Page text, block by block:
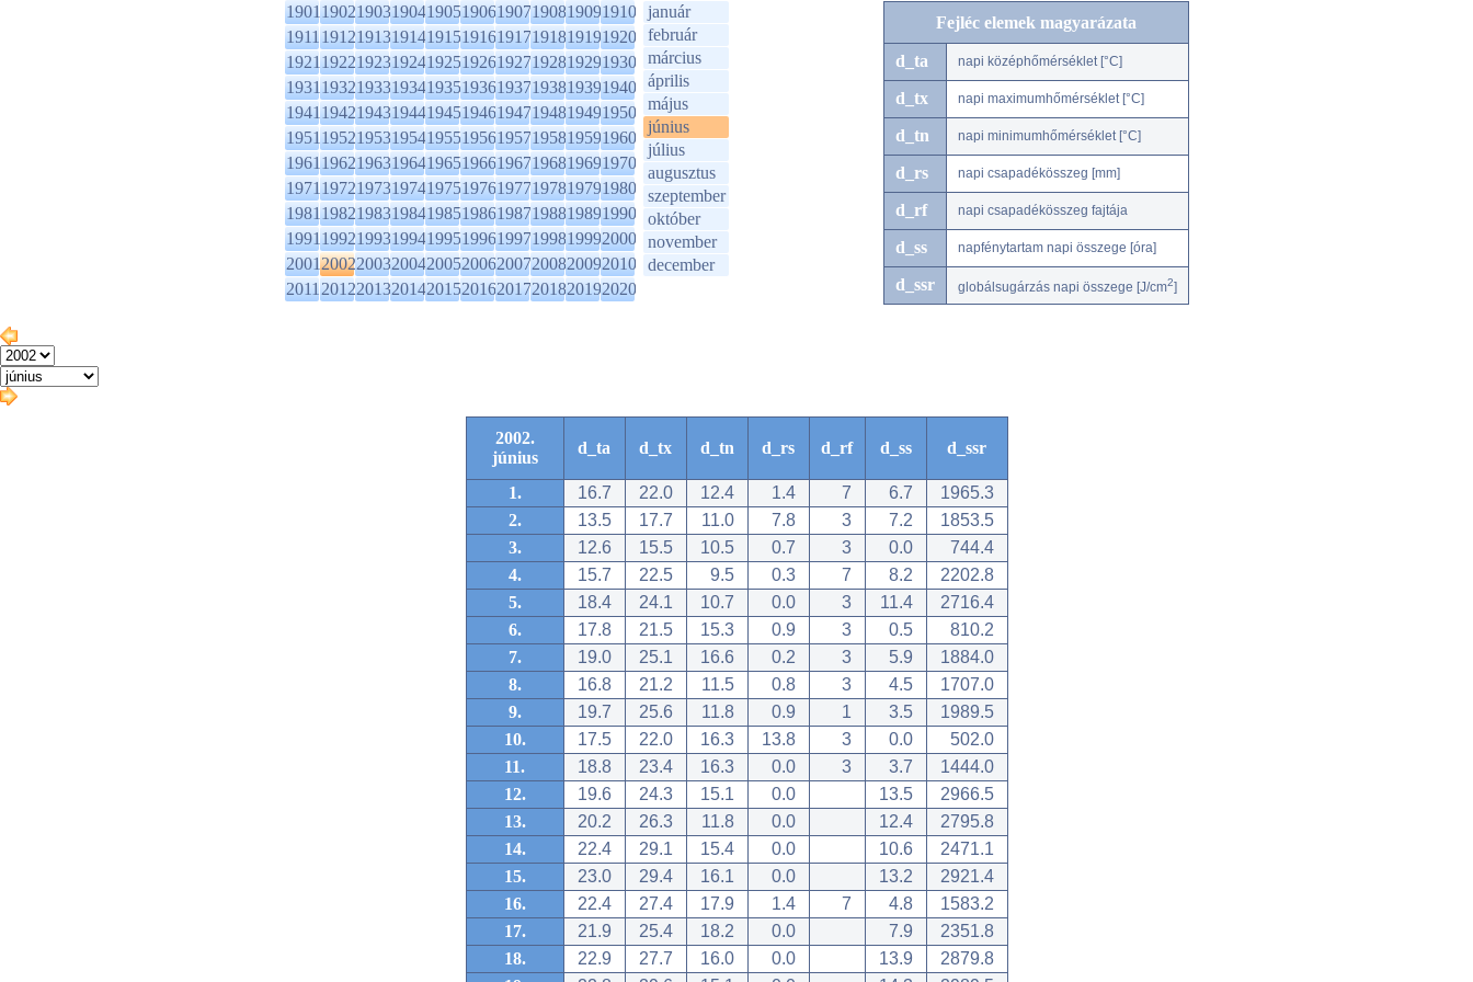
1901190219031904190519061907190819091910
1911191219131914191519161917191819191920
1921192219231924192519261927192819291930
1931193219331934193519361937193819391940
1941194219431944194519461947194819491950
1951195219531954195519561957195819591960
1961196219631964196519661967196819691970
1971197219731974197519761977197819791980
1981198219831984198519861987198819891990
1991199219931994199519961997199819992000
2001200220032004200520062007200820092010
2011201220132014201520162017201820192020
január
február
március
április
május
június
július
augusztus
szeptember
október
november
december
Fejléc elemek magyarázata
d_ta napi középhőmérséklet [°C]
d_tx napi maximumhőmérséklet [°C]
d_tn napi minimumhőmérséklet [°C]
d_rs napi csapadékösszeg [mm]
d_rf napi csapadékösszeg fajtája
d_ss napfénytartam napi összege [óra]
d_ssr globálsugárzás napi összege [J/cm2]
2002.
június
d_ta d_tx d_tn d_rs d_rf d_ss d_ssr
1. 16.7 22.0 12.4 1.4 7 6.7
1965.3
2.
13.5 17.7 11.0 7.8 3 7.2
1853.5
3.
12.6 15.5 10.5 0.7 3 0.0
744.4
4.
15.7 22.5 9.5 0.3 7 8.2
2202.8
5.
18.4 24.1 10.7 0.0 3 11.4
2716.4
6.
17.8 21.5 15.3 0.9 3 0.5
810.2
7.
19.0 25.1 16.6 0.2 3 5.9
1884.0
8.
16.8 21.2 11.5 0.8 3 4.5
1707.0
9.
19.7 25.6 11.8 0.9 1 3.5
1989.5
10.
17.5 22.0 16.3 13.8 3 0.0
502.0
11.
18.8 23.4 16.3 0.0 3 3.7
1444.0
12.
19.6 24.3 15.1 0.0 13.5
2966.5
13.
20.2 26.3 11.8 0.0 12.4
2795.8
14.
22.4 29.1 15.4 0.0 10.6
2471.1
15.
23.0 29.4 16.1 0.0 13.2
2921.4
16.
22.4 27.4 17.9 1.4 7 4.8
1583.2
17.
21.9 25.4 18.2 0.0 7.9
2351.8
18.
22.9 27.7 16.0 0.0 13.9
2879.8